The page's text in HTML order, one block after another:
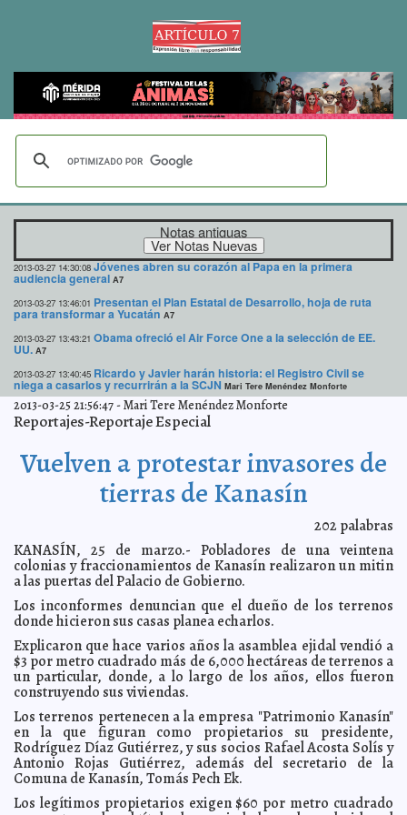
Notas antiguas
2013-03-27 14:30:08 Jóvenes abren su corazón al Papa en la primera
audiencia general A7
2013-03-27 13:46:01 Presentan el Plan Estatal de Desarrollo, hoja de ruta
para transformar a Yucatán A7
2013-03-27 13:43:21 Obama ofreció el Air Force One a la selección de EE.
UU. A7
2013-03-27 13:40:45 Ricardo y Javier harán historia: el Registro Civil se
niega a casarlos y recurrirán a la SCJN Mari Tere Menéndez Monforte
2013-03-27 13:39:38 Yucatán, sede de reunión nacional sobre turismo de
lujo Mari Tere Menéndez Monforte
A7
Sufre la afición mexicana con un muy pobre
espectáculo en el Azteca A7
Russell Montañez, director de la Orquesta de Cámara
2013-03-27 13:13:21 Murillo K. elimina Consejo de Participación Ciudadana
de la PGR A7
2013-03-27 12:03:30 Corea del Norte descuelga el teléfono rojo
Menéndez Monforte
2013-03-27 12:02:10 Subastarán un huevo de pájaro elefante y un hueso de
2013-03-27 11:58:33 Se tambalea proceso a Sarkozy, acusado de
aprovecharse de anciana millonaria A7
2013-03-27 11:50:23 Hallaron feto de tiburón con dos cabezas en el Golfo de
2013-03-26 13:27:04 Fotografían a un monstruo marino en Portugal Mari Tere
Menéndez Monforte
2013-03-26 13:25:51 Derrocan a Bozizé y toman el control de la República A7
Italia denuncia increíble crueldad de narcos mexicanos
hacia perros A7
2013-03-25 21:56:47-Mari Tere Menéndez Monforte
Reportajes-Reportaje Especial
Vuelven a protestar invasores de
tierras de Kanasín
202 palabras
KANASÍN, 25 de marzo.- Pobladores de una veintena
colonias y fraccionamientos de Kanasín realizaron un mitin
a las puertas del Palacio de Gobierno.
Los inconformes denuncian que el dueño de los terrenos
donde hicieron sus casas planea echarlos.
Explicaron que hace varios años la asamblea ejidal vendió a
$3 por metro cuadrado más de 6,000 hectáreas de terrenos a
un particular, donde, a lo largo de los años, ellos fueron
construyendo sus viviendas.
Los terrenos pertenecen a la empresa "Patrimonio Kanasín"
en la que figuran como propietarios su presidente,
Rodríguez Díaz Gutiérrez, y sus socios Rafael Acosta Solís y
Antonio Rojas Gutiérrez, además del secretario de la
Comuna de Kanasín, Tomás Pech Ek.
Los legítimos propietarios exigen $60 por metro cuadrado